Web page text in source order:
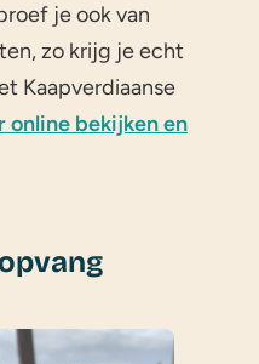
je ook van
zo krijg je echt
Kaapverdiaanse
online bekijken en